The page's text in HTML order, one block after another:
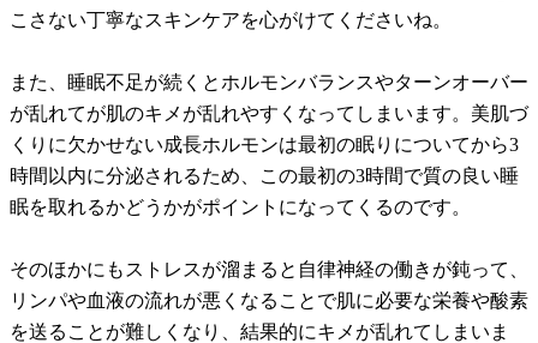
こさない丁寧なスキンケアを心がけてくださいね。
また、睡眠不足が続くとホルモンバランスやターンオーバー
が乱れてが肌のキメが乱れやすくなってしまいます。美肌づ
くりに欠かせない成長ホルモンは最初の眠りについてから3
時間以内に分泌されるため、この最初の3時間で質の良い睡
眠を取れるかどうかがポイントになってくるのです。
そのほかにもストレスが溜まると自律神経の働きが鈍って、
リンパや血液の流れが悪くなることで肌に必要な栄養や酸素
を送ることが難しくなり、結果的にキメが乱れてしまいま